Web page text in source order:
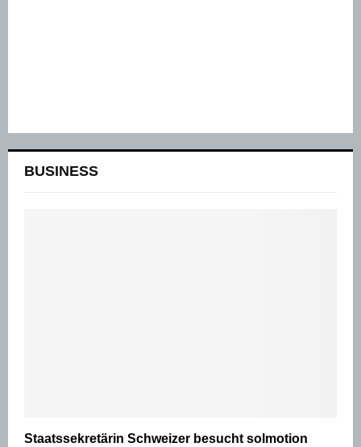
BUSINESS
Staatssekretärin Schweizer besucht solmotion